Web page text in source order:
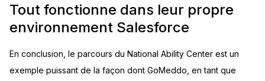
Tout fonctionne dans leur propre
environnement Salesforce
En conclusion, le parcours du National Ability Center est un
exemple puissant de la façon dont GoMeddo, en tant que